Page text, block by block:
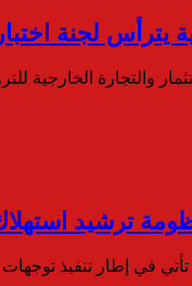
يترأس لجنة
والتجارة
ترشيد استهلاك
في إطار تنفيذ